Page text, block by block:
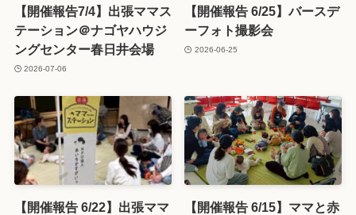
【開催報告7/4】出張ママス
テーション＠ナゴヤハウジ
ングセンター春日井会場
2026-07-06
【開催報告 6/25】バースデ
ーフォト撮影会
2026-06-25
【開催報告 6/22】出張ママ
【開催報告 6/15】ママと赤